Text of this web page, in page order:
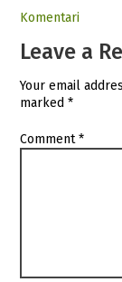
Komentari
Leave a
Your email
marked*
Comment*